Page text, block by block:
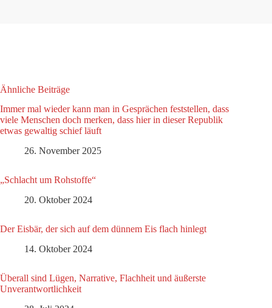
Ähnliche Beiträge
Immer mal wieder kann man in Gesprächen feststellen, dass
viele Menschen doch merken, dass hier in dieser Republik
etwas gewaltig schief läuft
26. November 2025
„Schlacht um Rohstoffe“
20. Oktober 2024
Der Eisbär, der sich auf dem dünnem Eis flach hinlegt
14. Oktober 2024
Überall sind Lügen, Narrative, Flachheit und äußerste
Unverantwortlichkeit